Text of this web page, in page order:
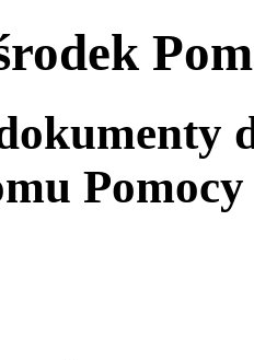
Pomocy